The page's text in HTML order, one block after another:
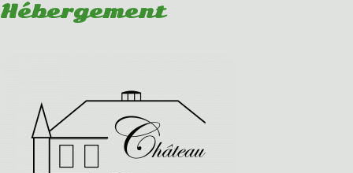
Hébergement